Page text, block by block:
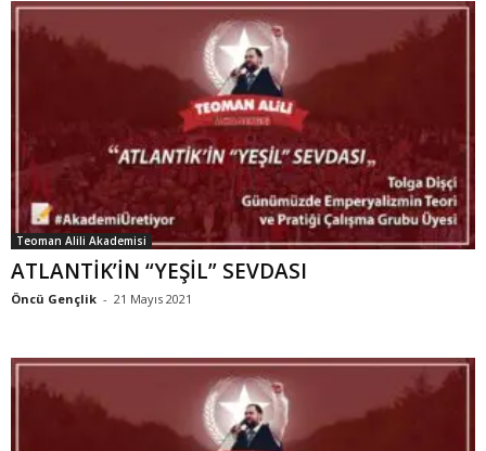
Teoman Alili Akademisi
ATLANTİK’İN “YEŞİL” SEVDASI
Öncü Gençlik - 21 Mayıs 2021